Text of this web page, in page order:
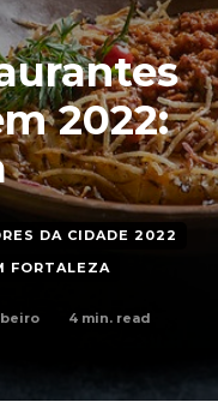
2022:
DA CIDADE 2022
FORTALEZA
4 min. read